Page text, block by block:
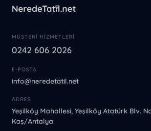
MÜŞTERI HIZMETLERI
0242 606 2026
E-POSTA
info@neredetatil.net
ADRES
Yeşilköy Mahallesi, Yeşilköy Atatürk Blv.
Kaş/Antalya